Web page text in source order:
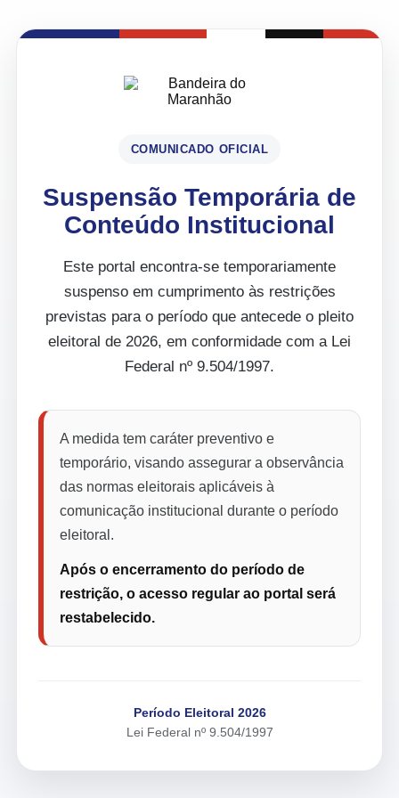
COMUNICADO OFICIAL
Suspensão Temporária de
Conteúdo Institucional
Este portal encontra-se temporariamente
suspenso em cumprimento às restrições
previstas para o período que antecede o pleito
eleitoral de 2026, em conformidade com a Lei
Federal nº 9.504/1997.
A medida tem caráter preventivo e
temporário, visando assegurar a observância
das normas eleitorais aplicáveis à
comunicação institucional durante o período
eleitoral.
Após o encerramento do período de
restrição, o acesso regular ao portal será
restabelecido.
Período Eleitoral 2026
Lei Federal nº 9.504/1997